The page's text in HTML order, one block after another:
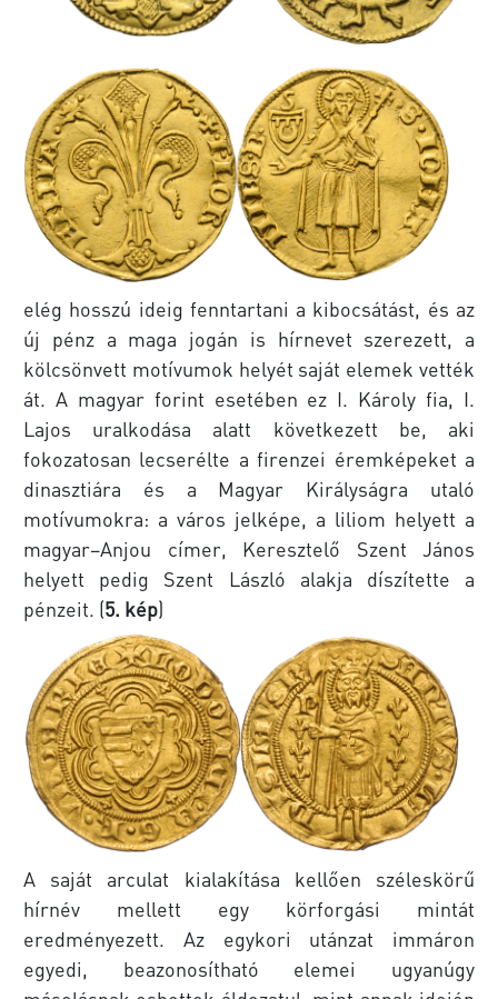
elég hosszú ideig fenntartani a kibocsátást, és az
új pénz a maga jogán is hírnevet szerezett, a
kölcsönvett motívumok helyét saját elemek vették
át. A magyar forint esetében ez I. Károly fia, I.
Lajos uralkodása alatt következett be, aki
fokozatosan lecserélte a firenzei éremképeket a
dinasztiára és a Magyar Királyságra utaló
motívumokra: a város jelképe, a liliom helyett a
magyar–Anjou címer, Keresztelő Szent János
helyett pedig Szent László alakja díszítette a
pénzeit. (5. kép)
A saját arculat kialakítása kellően széleskörű
hírnév mellett egy körforgási mintát
eredményezett. Az egykori utánzat immáron
egyedi, beazonosítható elemei ugyanúgy